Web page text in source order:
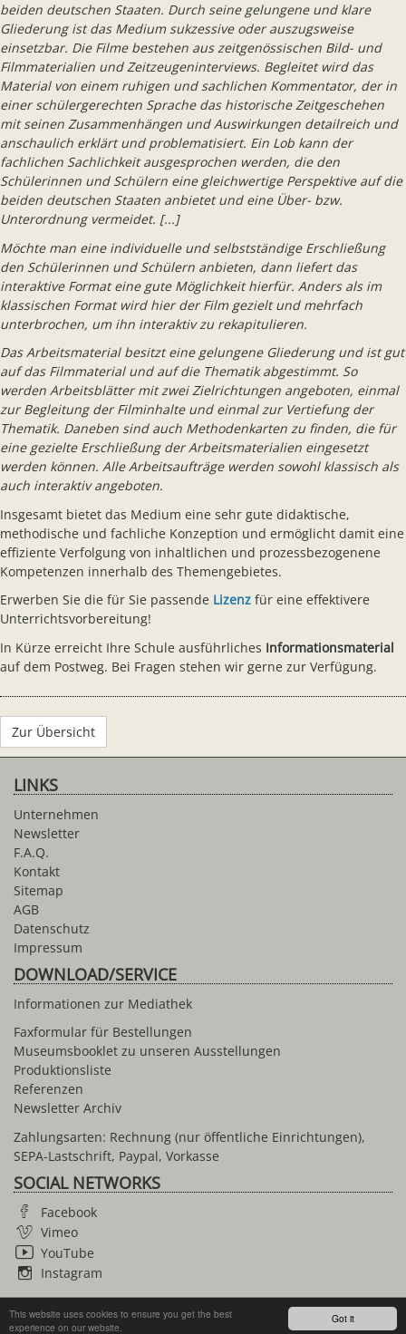
Got it
This website uses cookies to ensure you get the best
experience on our website.
beiden deutschen Staaten. Durch seine gelungene und klare
Gliederung ist das Medium sukzessive oder auszugsweise
einsetzbar. Die Filme bestehen aus zeitgenössischen Bild- und
Filmmaterialien und Zeitzeugeninterviews. Begleitet wird das
Material von einem ruhigen und sachlichen Kommentator, der in
einer schülergerechten Sprache das historische Zeitgeschehen
mit seinen Zusammenhängen und Auswirkungen detailreich und
anschaulich erklärt und problematisiert. Ein Lob kann der
fachlichen Sachlichkeit ausgesprochen werden, die den
Schülerinnen und Schülern eine gleichwertige Perspektive auf die
beiden deutschen Staaten anbietet und eine Über- bzw.
Unterordnung vermeidet. [...]
Möchte man eine individuelle und selbstständige Erschließung
den Schülerinnen und Schülern anbieten, dann liefert das
interaktive Format eine gute Möglichkeit hierfür. Anders als im
klassischen Format wird hier der Film gezielt und mehrfach
unterbrochen, um ihn interaktiv zu rekapitulieren.
Das Arbeitsmaterial besitzt eine gelungene Gliederung und ist gut
auf das Filmmaterial und auf die Thematik abgestimmt. So
werden Arbeitsblätter mit zwei Zielrichtungen angeboten, einmal
zur Begleitung der Filminhalte und einmal zur Vertiefung der
Thematik. Daneben sind auch Methodenkarten zu finden, die für
eine gezielte Erschließung der Arbeitsmaterialien eingesetzt
werden können. Alle Arbeitsaufträge werden sowohl klassisch als
auch interaktiv angeboten.
Insgesamt bietet das Medium eine sehr gute didaktische,
methodische und fachliche Konzeption und ermöglicht damit eine
effiziente Verfolgung von inhaltlichen und prozessbezogenene
Kompetenzen innerhalb des Themengebietes.
Erwerben Sie die für Sie passende Lizenz für eine effektivere
Unterrichtsvorbereitung!
In Kürze erreicht Ihre Schule ausführliches Informationsmaterial
auf dem Postweg. Bei Fragen stehen wir gerne zur Verfügung.
Zur Übersicht
LINKS
Unternehmen
Newsletter
F.A.Q.
Kontakt
Sitemap
AGB
Datenschutz
Impressum
DOWNLOAD/SERVICE
Informationen zur Mediathek
Faxformular für Bestellungen
Museumsbooklet zu unseren Ausstellungen
Produktionsliste
Referenzen
Newsletter Archiv
Zahlungsarten: Rechnung (nur öffentliche Einrichtungen),
SEPA-Lastschrift, Paypal, Vorkasse
SOCIAL NETWORKS
Facebook
Vimeo
YouTube
Instagram
© 2026 Anne Roerkohl dokumentARfilm GmbH